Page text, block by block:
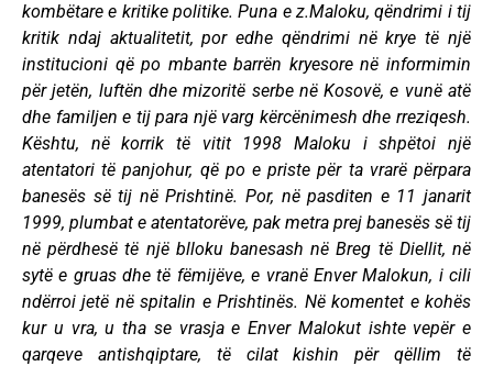
kombëtare e kritike politike. Puna e z.Maloku, qëndrimi i tij
kritik ndaj aktualitetit, por edhe qëndrimi në krye të një
institucioni që po mbante barrën kryesore në informimin
për jetën, luftën dhe mizoritë serbe në Kosovë, e vunë atë
dhe familjen e tij para një varg kërcënimesh dhe rreziqesh.
Kështu, në korrik të vitit 1998 Maloku i shpëtoi një
atentatori të panjohur, që po e priste për ta vrarë përpara
banesës së tij në Prishtinë. Por, në pasditen e 11 janarit
1999, plumbat e atentatorëve, pak metra prej banesës së tij
në përdhesë të një blloku banesash në Breg të Diellit, në
sytë e gruas dhe të fëmijëve, e vranë Enver Malokun, i cili
ndërroi jetë në spitalin e Prishtinës. Në komentet e kohës
kur u vra, u tha se vrasja e Enver Malokut ishte vepër e
qarqeve antishqiptare, të cilat kishin për qëllim të